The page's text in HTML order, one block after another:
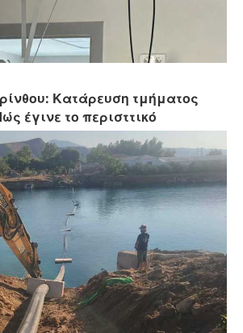
Κατάρευση τμήματος
έγινε το περισττικό